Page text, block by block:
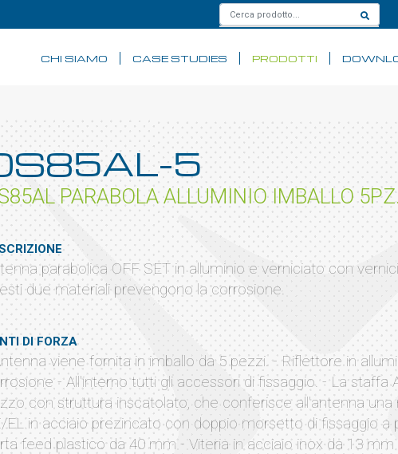
CHI SIAMO CASE STUDIES PRODOTTI
5
PARABOLA ALLUMINIO IMBALLO 5PZ.
parabolica OFF SET in alluminio e verniciato con
due materiali prevengono la corrosione.
DI FORZA
viene fornita in imballo da 5 pezzi. - Riflettore in
- All'interno tutti gli accessori di fissaggio. - La staffa
con struttura inscatolato, che conferisce all'antenna una
EL in acciaio prezincato con doppio morsetto di fissaggio a
feed plastico da 40 mm - Viteria in acciaio inox da 13 mm